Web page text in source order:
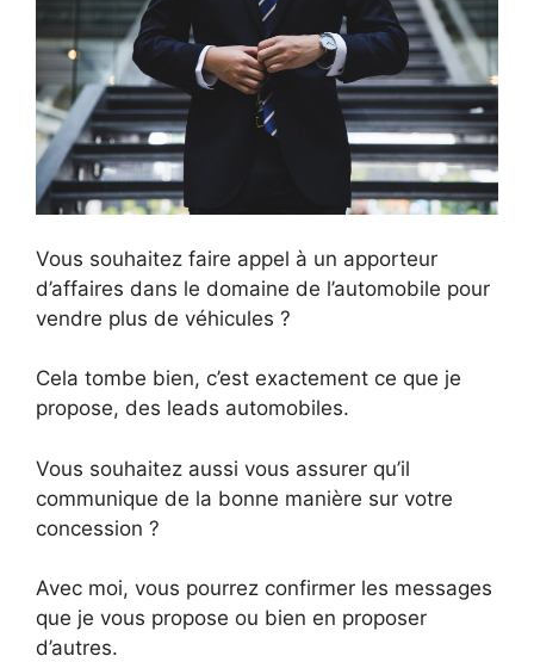
Vous souhaitez faire appel à un apporteur
d’affaires dans le domaine de l’automobile pour
vendre plus de véhicules ?
Cela tombe bien, c’est exactement ce que je
propose, des leads automobiles.
Vous souhaitez aussi vous assurer qu’il
communique de la bonne manière sur votre
concession ?
Avec moi, vous pourrez confirmer les messages
que je vous propose ou bien en proposer
d’autres.